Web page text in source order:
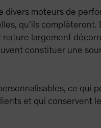
moteurs de
qu’ils complèteront.
largement
constituer une
ce qui
et qui conservent